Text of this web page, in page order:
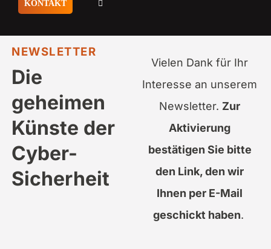
KONTAKT
NEWSLETTER
Die
geheimen
Künste der
Cyber-
Sicherheit
Vielen Dank für Ihr
Interesse an unserem
Newsletter. Zur
Aktivierung
bestätigen Sie bitte
den Link, den wir
Ihnen per E-Mail
geschickt haben.